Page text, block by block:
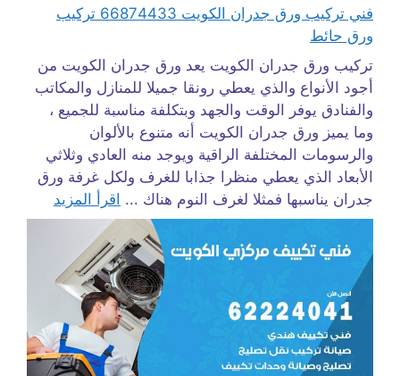
فني تركيب ورق جدران الكويت 66874433 تركيب
ورق حائط
تركيب ورق جدران الكويت يعد ورق جدران الكويت من
أجود الأنواع والذي يعطي رونقا جميلا للمنازل والمكاتب
والفنادق يوفر الوقت والجهد وبتكلفة مناسبة للجميع ،
وما يميز ورق جدران الكويت أنه متنوع بالألوان
والرسومات المختلفة الراقية ويوجد منه العادي وثلاثي
الأبعاد الذي يعطي منظرا جذابا للغرف ولكل غرفة ورق
جدران يناسبها فمثلا لغرف النوم هناك ... اقرأ المزيد